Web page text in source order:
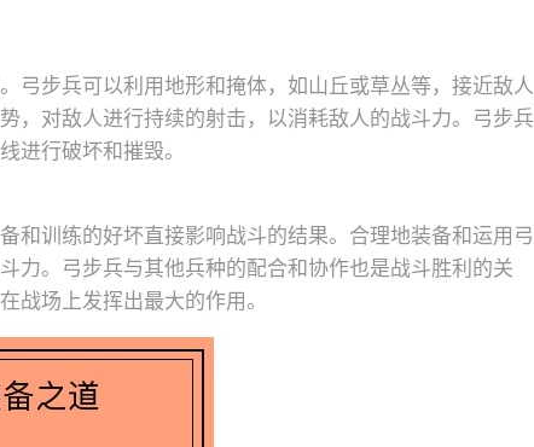
弓步兵可以利用地形和掩体，如山丘或草丛等，接近敌人
，对敌人进行持续的射击，以消耗敌人的战斗力。弓步兵
进行破坏和摧毁。
和训练的好坏直接影响战斗的结果。合理地装备和运用弓
力。弓步兵与其他兵种的配合和协作也是战斗胜利的关
战场上发挥出最大的作用。